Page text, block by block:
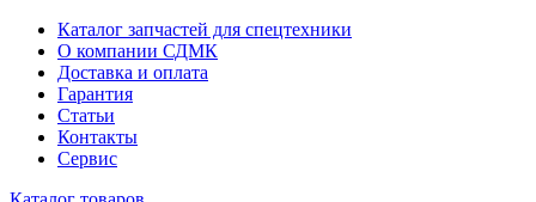
Каталог запчастей для спецтехники
О компании СДМК
Доставка и оплата
Гарантия
Статьи
Контакты
Сервис